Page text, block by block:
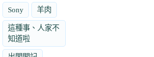
Sony 羊肉
這種事、人家不
知道啦